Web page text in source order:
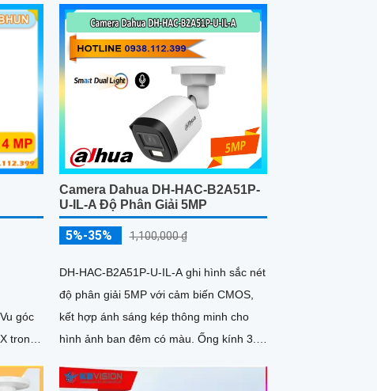
góc
trong
Camera Dahua DH-HAC-B2A51P-
U-IL-A Độ Phân Giải 5MP
5%-35% 1,100,000 ₫
DH-HAC-B2A51P-U-IL-A ghi hình sắc nét
độ phân giải 5MP với cảm biến CMOS,
kết hợp ánh sáng kép thông minh cho
hình ảnh ban đêm có màu. Ống kính 3.